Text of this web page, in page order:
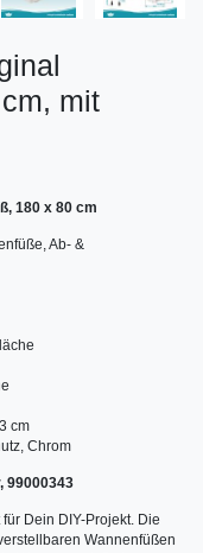
mit
180 x 80 cm
Ab- &
cm
Chrom
99000343
Dein DIY-Projekt. Die
Wannenfüßen